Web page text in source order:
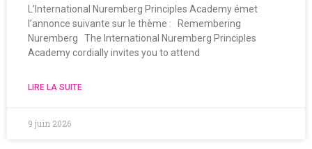
L’International Nuremberg Principles Academy émet
l’annonce suivante sur le thème : Remembering
Nuremberg The International Nuremberg Principles
Academy cordially invites you to attend
LIRE LA SUITE
9 juin 2026